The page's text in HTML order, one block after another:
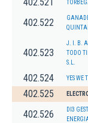
402.522
402.523
J. I. B.
TODO
S.L.
402.524 YES WE
402.525
402.526
DI3